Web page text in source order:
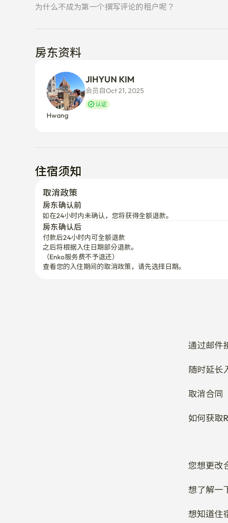
为什么不成为第一个撰写评论的租户呢？
房东资料
JIHYUN KIM
会员自Oct 21, 2025
认证
Hwang
住宿须知
取消政策
房东确认前
如在24小时内未确认，您将获得全额退款。
房东确认后
付款后24小时内可全额退款
之后将根据入住日期部分退款。
（Enko服务费不予退还）
查看您的入住期间的取消政策，请先选择日期。
通过邮件
随时延长
取消合同
如何获取
您想更改
想了解一
想知道住